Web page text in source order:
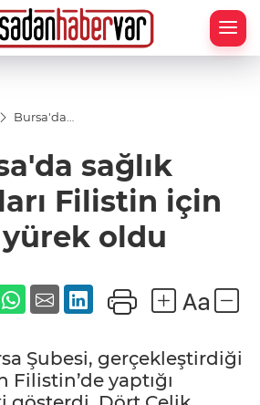
Bursa'da
Filistin
için tek
oldu
sağlık
Filistin için
oldu
Şubesi, gerçekleştirdiği
Filistin’de yaptığı